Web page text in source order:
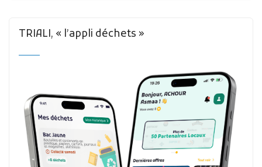
TRIALI, « l’appli déchets »